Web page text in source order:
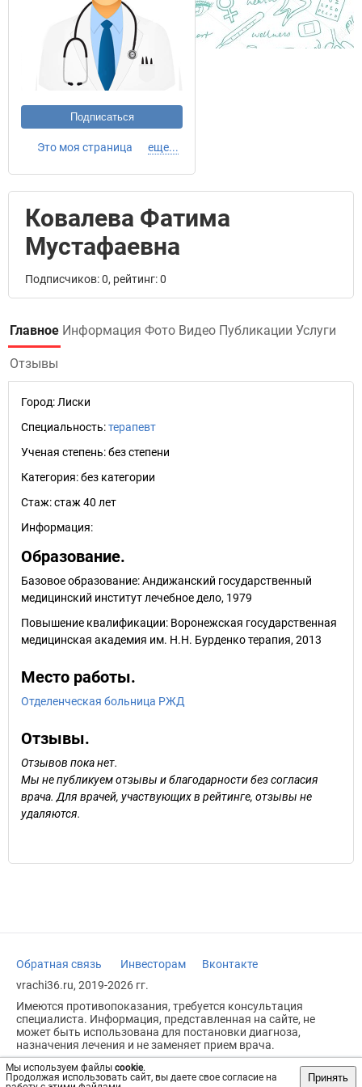
Мы используем файлы cookie.
Продолжая использовать сайт, вы даете свое согласие на
Принять
Подписаться
Это моя страница еще...
Ковалева Фатима
Мустафаевна
Подписчиков: 0, рейтинг: 0
Главное Информация Фото Видео Публикации Услуги
Отзывы
Город: Лиски
Специальность:терапевт
Ученая степень:без степени
Категория:без категории
Стаж:стаж 40 лет
Информация:
Образование.
Базовое образование: Андижанский государственный
медицинский институт лечебное дело, 1979
Повышение квалификации: Воронежская государственная
медицинская академия им. Н.Н. Бурденко терапия, 2013
Место работы.
Отделенческая больница РЖД
Отзывы.
Отзывов пока нет.
Мы не публикуем отзывы и благодарности без согласия
врача. Для врачей, участвующих в рейтинге, отзывы не
удаляются.
Обратная связь Инвесторам
Вконтакте
vrachi36.ru, 2019-2026 гг.
Имеются противопоказания, требуется консультация
специалиста. Информация, представленная на сайте, не
может быть использована для постановки диагноза,
назначения лечения и не заменяет прием врача.
Возрастное ограничение: 18+